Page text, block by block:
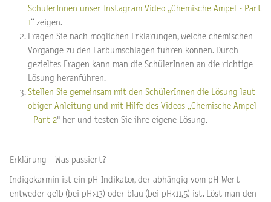
SchülerInnen unser Instagram Video „Chemische Ampel - Part
1“ zeigen.
Fragen Sie nach möglichen Erklärungen, welche chemischen
Vorgänge zu den Farbumschlägen führen können. Durch
gezieltes Fragen kann man die SchülerInnen an die richtige
Lösung heranführen.
Stellen Sie gemeinsam mit den SchülerInnen die Lösung laut
obiger Anleitung und mit Hilfe des Videos „Chemische Ampel
- Part 2" her und testen Sie ihre eigene Lösung.
Erklärung – Was passiert?
Indigokarmin ist ein pH-Indikator, der abhängig vom pH-Wert
entweder gelb (bei pH>13) oder blau (bei pH<11,5) ist. Löst man den